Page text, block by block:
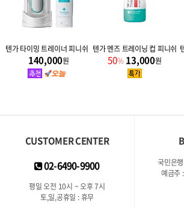
사은품
텐가 타이밍 트레이너 피니쉬 + 추가 사은품
140,000원
텐가 멘즈 트레이닝 컵 피니쉬
50% 13,000원
CUSTOMER CENTER
02-6490-9900
평일 오전 10시 ~ 오후 7시
토,일,공휴일 : 휴무
국민은행
예금주